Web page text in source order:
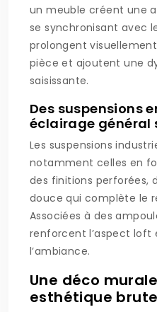
un meuble créent une
se synchronisant avec
prolongent
pièce et ajoutent une
saisissante.
Des suspensions
éclairage général
Les suspensions
notamment celles en
des finitions perforées,
douce qui complète le
Associées à des
renforcent l’aspect loft
l’ambiance.
Une déco
esthétique